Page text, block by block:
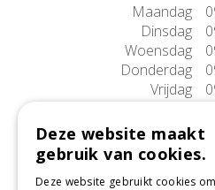
Maandag
Dinsdag
Woensdag
Donderdag
Vrijdag
Zaterdag
Zondag
Afwijkende
Deze website maakt
gebruik van cookies.
Deze website gebruikt cookies